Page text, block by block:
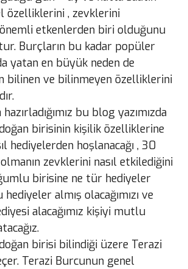
özelliklerini , zevklerini
etkenlerden biri olduğunu
Burçların bu kadar popüler
yatan en büyük neden de
bilinen ve bilinmeyen özelliklerini
bu blog yazımızda
birisinin kişilik özelliklerine
hediyelerden hoşlanacağı , 30
zevklerini nasıl etkilediğini
birisine ne tür hediyeler
almış olacağımızı ve
alacağımız kişiyi mutlu
birisi bilindiği üzere Terazi
Terazi Burcunun genel